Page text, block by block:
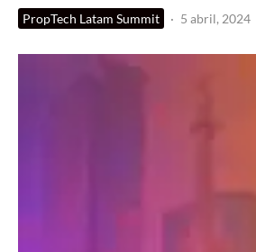
PropTech Latam Summit · 5 abril, 2024